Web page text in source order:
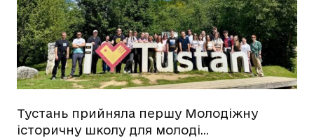
Тустань прийняла першу Молодіжну
історичну школу для молоді…